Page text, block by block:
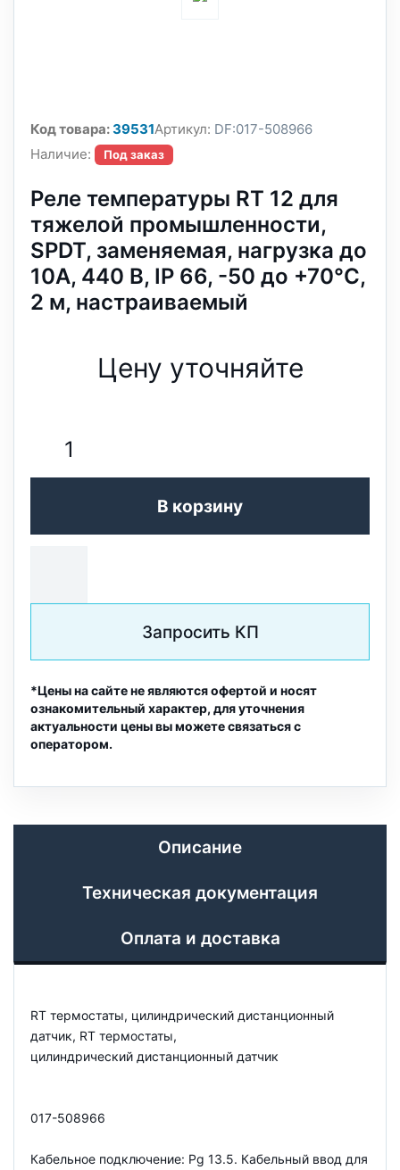
Код товара:39531Артикул: DF:017-508966
Наличие:
Под заказ
Реле температуры RT 12 для
тяжелой промышленности,
SPDT, заменяемая, нагрузка до
10А, 440 В, IP 66, -50 до +70°С,
2 м, настраиваемый
Цену уточняйте
В корзину
Запросить КП
*Цены на сайте не являются офертой и носят
ознакомительный характер, для уточнения
актуальности цены вы можете связаться с
оператором.
Описание
Техническая документация
Оплата и доставка
RT термостаты, цилиндрический дистанционный
датчик, RT термостаты,
цилиндрический дистанционный датчик
017-508966
Кабельное подключение: Pg 13.5. Кабельный ввод для